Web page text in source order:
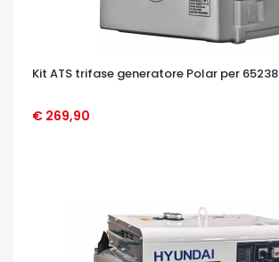
Kit ATS trifase generatore Polar per 65238
€ 269,90
OCCHIATA VELOCE